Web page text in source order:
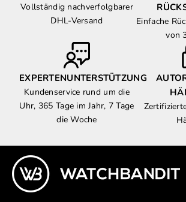
Vollständig nachverfolgbarer
DHL-Versand
Einfache
von
EXPERTENUNTERSTÜTZUNG
Kundenservice rund um die
Uhr, 365 Tage im Jahr, 7 Tage
die Woche